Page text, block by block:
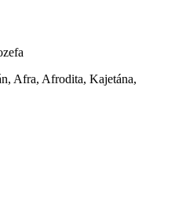
Afra, Afrodita, Kajetána,